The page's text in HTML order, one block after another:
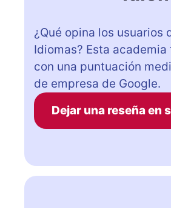
¿Qué opina los usuarios
Idiomas? Esta
con una puntuación
de empresa de Google.
Dejar una reseña en